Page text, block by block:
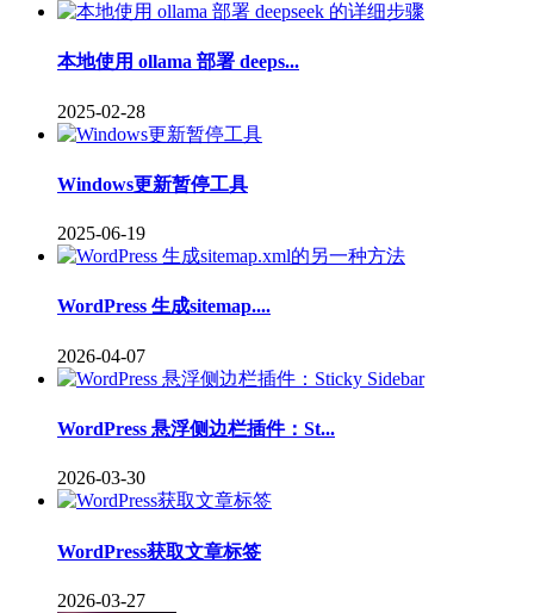
本地使用 ollama 部署 deeps...
2025-02-28
Windows更新暂停工具
2025-06-19
WordPress 生成sitemap....
2026-04-07
WordPress 悬浮侧边栏插件：St...
2026-03-30
WordPress获取文章标签
2026-03-27